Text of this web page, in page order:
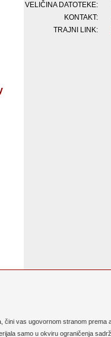
VELIČINA DATOTEKE:
KONTAKT:
TRAJNI LINK:
vas ugovornom stranom
samo u okviru ograničenja